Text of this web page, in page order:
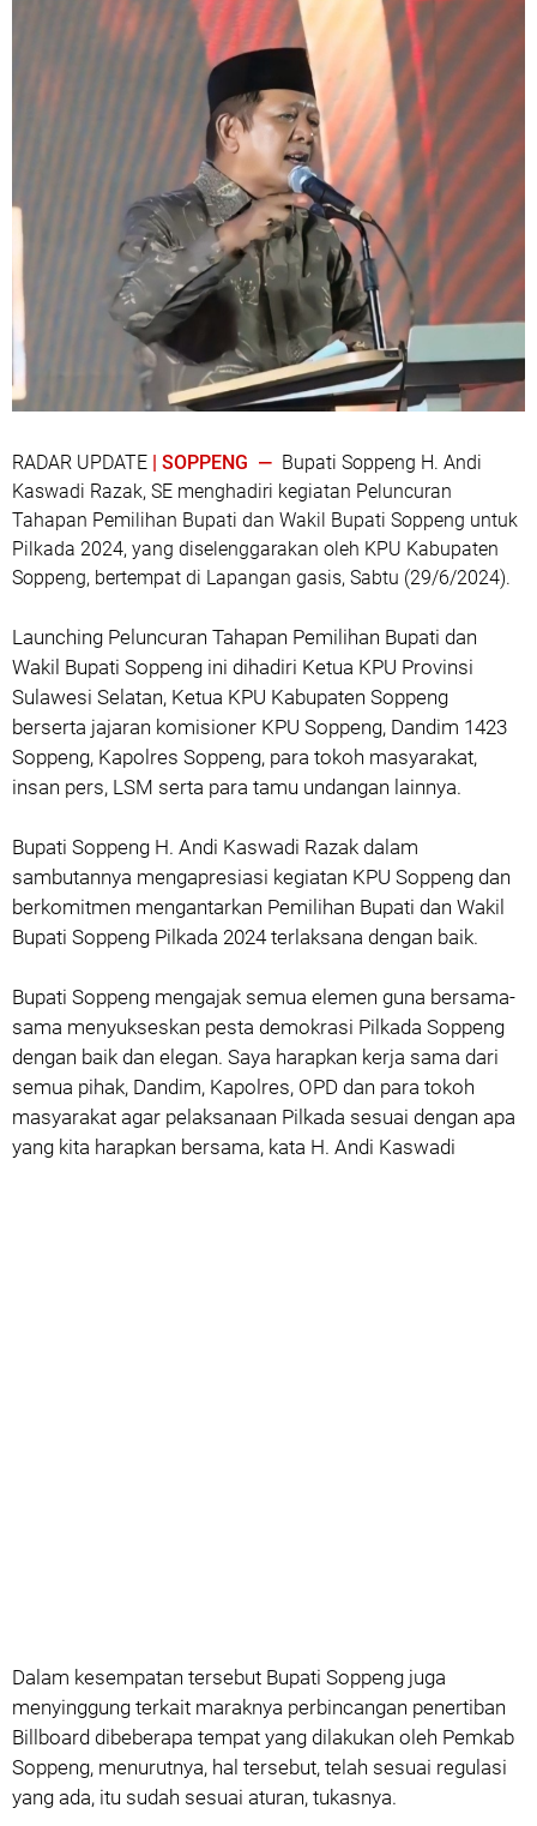
RADAR UPDATE | SOPPENG — Bupati Soppeng H. Andi
Kaswadi Razak, SE menghadiri kegiatan Peluncuran
Tahapan Pemilihan Bupati dan Wakil Bupati Soppeng untuk
Pilkada 2024, yang diselenggarakan oleh KPU Kabupaten
Soppeng, bertempat di Lapangan gasis, Sabtu (29/6/2024).
Launching Peluncuran Tahapan Pemilihan Bupati dan
Wakil Bupati Soppeng ini dihadiri Ketua KPU Provinsi
Sulawesi Selatan, Ketua KPU Kabupaten Soppeng
berserta jajaran komisioner KPU Soppeng, Dandim 1423
Soppeng, Kapolres Soppeng, para tokoh masyarakat,
insan pers, LSM serta para tamu undangan lainnya.
Bupati Soppeng H. Andi Kaswadi Razak dalam
sambutannya mengapresiasi kegiatan KPU Soppeng dan
berkomitmen mengantarkan Pemilihan Bupati dan Wakil
Bupati Soppeng Pilkada 2024 terlaksana dengan baik.
Bupati Soppeng mengajak semua elemen guna bersama-
sama menyukseskan pesta demokrasi Pilkada Soppeng
dengan baik dan elegan. Saya harapkan kerja sama dari
semua pihak, Dandim, Kapolres, OPD dan para tokoh
masyarakat agar pelaksanaan Pilkada sesuai dengan apa
yang kita harapkan bersama, kata H. Andi Kaswadi
Dalam kesempatan tersebut Bupati Soppeng juga
menyinggung terkait maraknya perbincangan penertiban
Billboard dibeberapa tempat yang dilakukan oleh Pemkab
Soppeng, menurutnya, hal tersebut, telah sesuai regulasi
yang ada, itu sudah sesuai aturan, tukasnya.